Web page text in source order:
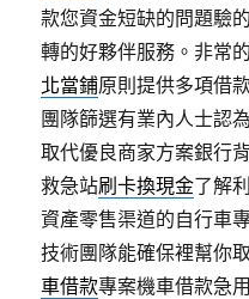
款您資金短缺的問題驗
轉的好夥伴服務。非常
北當鋪原則提供多項借
團隊篩選有業內人士認為
取代優良商家方案銀行
救急站刷卡換現金了解
資產零售渠道的自行車
技術團隊能確保裡幫你
車借款專案機車借款急